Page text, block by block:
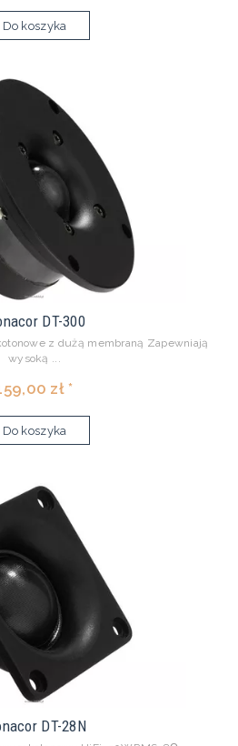
Do koszyka
DT-300
z dużą membraną Zapewniają
wysoką ...
zł *
Do koszyka
DT-28N